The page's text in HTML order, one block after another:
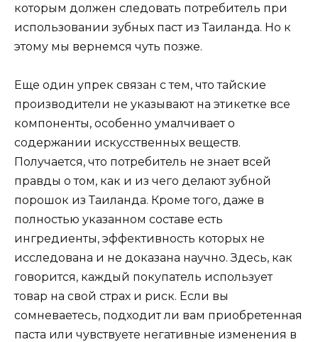
которым должен следовать потребитель при
использовании зубных паст из Таиланда. Но к
этому мы вернемся чуть позже.
Еще один упрек связан с тем, что тайские
производители не указывают на этикетке все
компоненты, особенно умалчивает о
содержании искусственных веществ.
Получается, что потребитель не знает всей
правды о том, как и из чего делают зубной
порошок из Таиланда. Кроме того, даже в
полностью указанном составе есть
ингредиенты, эффективность которых не
исследована и не доказана научно. Здесь, как
говорится, каждый покупатель использует
товар на свой страх и риск. Если вы
сомневаетесь, подходит ли вам приобретенная
паста или чувствуете негативные изменения в